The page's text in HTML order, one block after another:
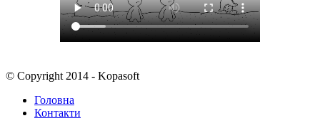
© Copyright 2014 - Kopasoft
Головна
Контакти